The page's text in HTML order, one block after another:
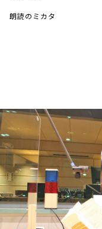
イベント・グ
YouTube
会社情報
朗読のミカタ